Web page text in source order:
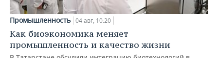
Промышленность 04 авг, 10:20
Как биоэкономика меняет
промышленность и качество жизни